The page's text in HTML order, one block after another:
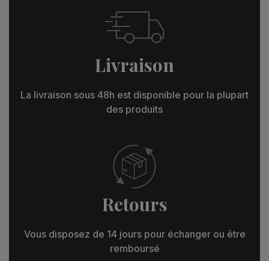
Livraison
La livraison sous 48h est disponible pour la plupart
des produits
Retours
Vous disposez de 14 jours pour échanger ou être
remboursé